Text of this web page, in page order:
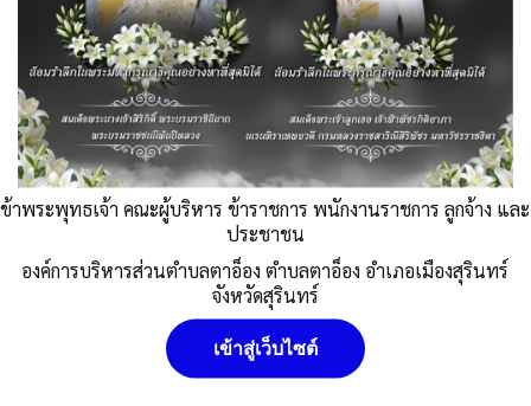
นโยบายคุ๊กกี้ (Cookies Policy) หน่วยงานใช้คุกกี้เพื่อเพิ่ม
ประสบการณ์และความพึงพอใจในการใช้งานเว็บไซต์ ให้สามารถเข้า
ถึงง่าย สะดวกและมีประสิทธิภาพยิ่งขึ้น นโยบายการใช้คุกกี้ (Cookies
Published ,--วันที่ 19 กุมภาพันธ์ 2567
อบต.ตาอ็อง
กิจกรรมการ-Dos-Donts-
Post Views:238
Posted in
ข่าวกิจกรรม,ข่าวประชาสัมพันธ์
ข้าพระพุทธเจ้า คณะผู้บริหาร ข้าราชการ พนักงานราชการ ลูกจ้าง และ
ประชาชน
องค์การบริหารส่วนตำบลตาอ็อง ตำบลตาอ็อง อำเภอเมืองสุรินทร์
จังหวัดสุรินทร์
เข้าสู่เว็บไซต์